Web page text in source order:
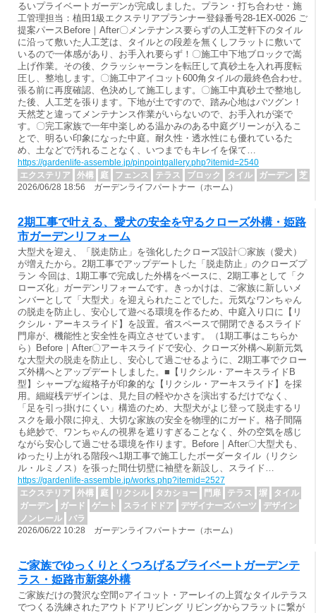
るいプライベートガーデンが完成しました。プラン・打ち合わせ・施
工管理担当：植田1級エクステリアプランナー登録番号28-1EX-0026 ご
提案パースBefore｜After〇メンテナンス要らずの人工芝軒下のタイル
に沿って敷いた人工芝は、タイルとの段差を無くしフラットに敷いて
いるので一体感があり、お手入れ要らず！〇施工中下地ブロックで嵩
上げ作業。その後、クラッシャーランを転圧して真砂土を入れ再度転
圧し、整地します。〇施工中アイコット600角タイルの最終色合わせ。
張る前に再度確認、色決めして施工します。〇施工中真砂土で整地し
た後、人工芝を張ります。下地が土ですので、踏み心地はバツグン！
天然芝と違ってメンテナンス作業がいらないので、お手入れが楽で
す。〇完工家族で一年中楽しめる温かみのある中庭グリーンが入るこ
とで、明るい印象になった中庭。耐久性・透水性にも優れているた
め、土などで汚れることなく、いつまでもキレイを保て…
https://gardenlife-assemble.jp/pinpointgallery.php?itemid=2540
エクステリア
外構 庭 フェンス テラス ブロック タイル ガーデン
芝
2026/06/28 18:56 ガーデンライフパートナー（ホーム）
2期工事で叶える、愛犬の安全を守るクローズ外構・姫路
市ガーデンリフォーム
大型犬を迎え、「脱走防止」を強化したクローズ設計〇家族（愛犬）
が増えたから。2期工事でアップデートした「脱走防止」のクローズプ
ラン 今回は、1期工事で完成した外構をベースに、2期工事として「ク
ローズ化」ガーデンリフォームです。きっかけは、ご家族に新しいメ
ンバーとして「大型犬」を迎えられたことでした。元気なワンちゃん
の脱走を防止し、安心して遊べる環境を作るため、中庭入り口に【リ
クシル・アーキスライド】を設置。省スペースで開閉できるスライド
門扉が、機能性と安全性を両立させています。（1期工事はこちらか
ら）Before｜After〇アーキスライドで安心、クローズ外構へ刷新元気
な大型犬の脱走を防止し、安心して過ごせるように、2期工事でクロー
ズ外構へとアップデートしました。■【リクシル・アーキスライドB
型】シャープな縦格子が印象的な【リクシル・アーキスライド】を採
用。細縦桟デザインは、見た目の軽やかさを演出するだけでなく、
「足を引っ掛けにくい」構造のため、大型犬がよじ登って脱走するリ
スクを最小限に抑え、大切な家族の安全を物理的にガード。格子間隔
も絶妙で、ワンちゃんの視界を遮りすぎることなく、外の空気を感じ
ながら安心して過ごせる環境を作ります。Before｜After〇大型犬も、
ゆったり上がれる階段へ1期工事で施工したボーダータイル（リクシ
ル・ルミノス）を張った間仕切壁に袖壁を新設し、スライド…
https://gardenlife-assemble.jp/works.php?itemid=2527
エクステリア
外構 庭 リクシル タカショー 門扉 テラス 塀
タイル
ガーデン
ガード ゲート スライドドア デザイナーズパーツ
デザイン
ノンレール
バラ
2026/06/22 10:28 ガーデンライフパートナー（ホーム）
ご家族でゆっくりとくつろげるプライベートガーデンテ
ラス・姫路市新築外構
ご家族だけの贅沢な空間○アイコット・アーレイの上質なタイルテラス
でつくる洗練されたアウトドアリビング リビングからフラットに繋が